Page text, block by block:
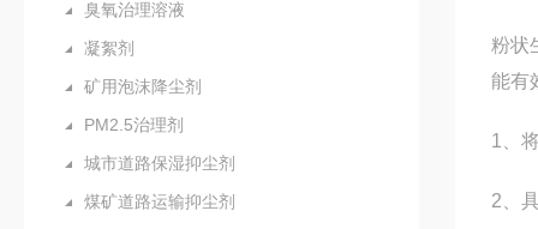
臭氧治理溶液
凝絮剂
矿用泡沫降尘剂
PM2.5治理剂
城市道路保湿抑尘剂
煤矿道路运输抑尘剂
粉状
能有
1、
2、